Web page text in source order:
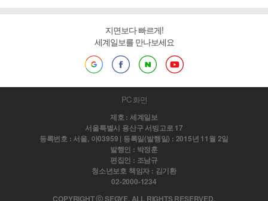
지면보다 빠르게!
세계일보를 만나보세요
PC 화면
제호 : 세계일보
서울특별시 용산구 서빙고로 17
등록번호 : 서울, 아03959 | 등록일(발행일) : 2015년 11월 2일
발행인 : 박정훈
편집인 : 조남규
청소년보호 책임자 : 김기환
02-2000-1234
COPYRIGHT ⓒ SEGYE. ALL RIGHTS RESERVED.